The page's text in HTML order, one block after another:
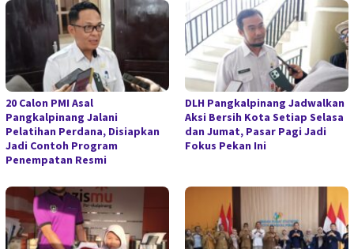
20 Calon PMI Asal
Pangkalpinang Jalani
Pelatihan Perdana, Disiapkan
Jadi Contoh Program
Penempatan Resmi
DLH Pangkalpinang Jadwalkan
Aksi Bersih Kota Setiap Selasa
dan Jumat, Pasar Pagi Jadi
Fokus Pekan Ini